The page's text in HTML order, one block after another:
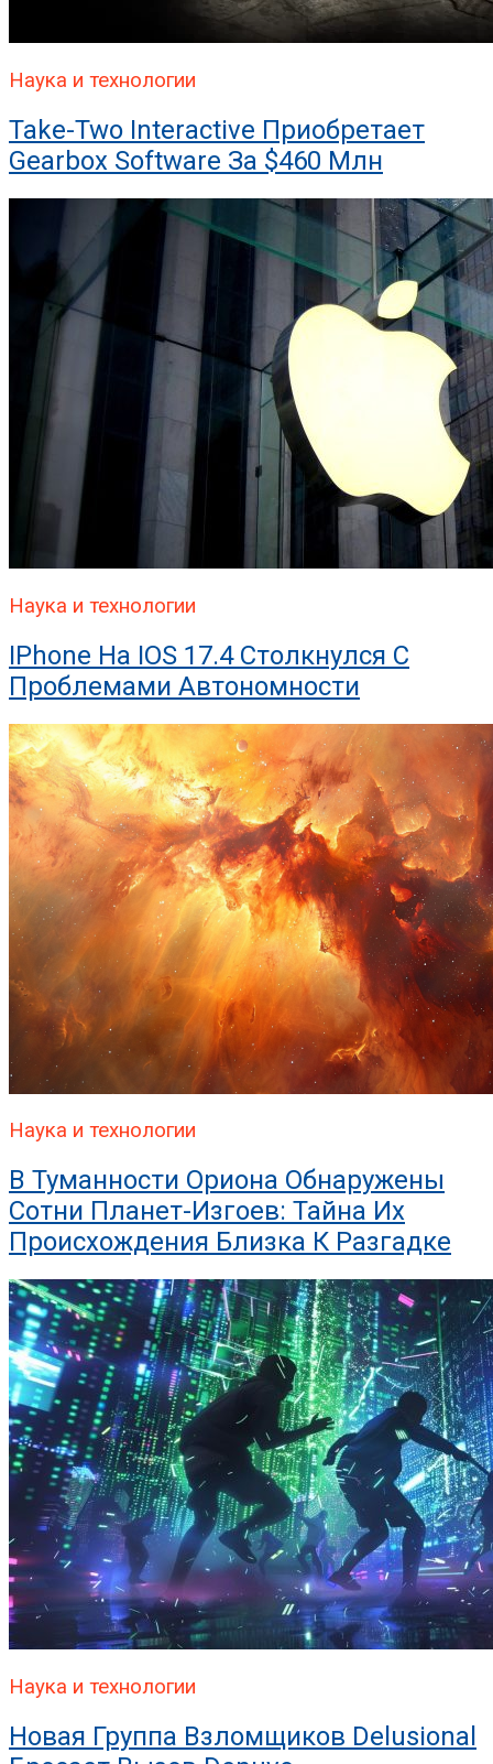
Наука и технологии
Take-Two Interactive Приобретает
Gearbox Software За $460 Млн
Наука и технологии
IPhone На IOS 17.4 Столкнулся С
Проблемами Автономности
Наука и технологии
В Туманности Ориона Обнаружены
Сотни Планет-Изгоев: Тайна Их
Происхождения Близка К Разгадке
Наука и технологии
Новая Группа Взломщиков Delusional